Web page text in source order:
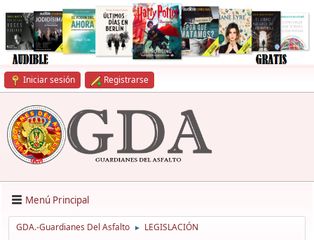
Iniciar sesión Registrarse
Menú Principal
GDA.-Guardianes Del Asfalto ► LEGISLACIÓN